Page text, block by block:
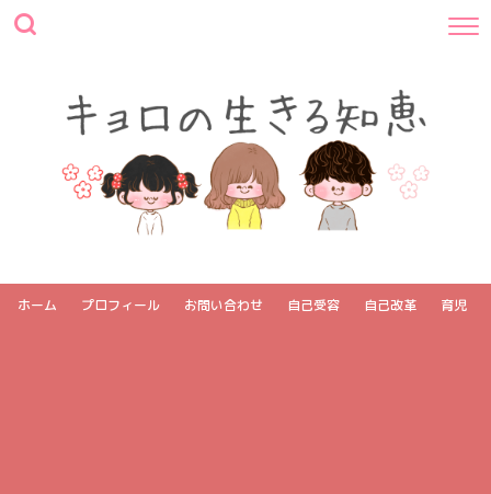
ホーム プロフィール お問い合わせ 自己受容 自己改革 育児